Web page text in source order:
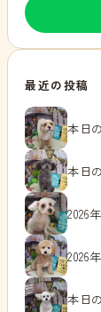
最近の投稿
本日
本日
2026
2026
本日